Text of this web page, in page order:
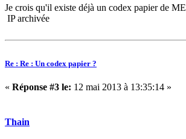
Je crois qu'il existe déjà un codex papier de
IP archivée
Re : Re : Un codex papier ?
« Réponse #3 le: 12 mai 2013 à 13:35:14 »
Thain